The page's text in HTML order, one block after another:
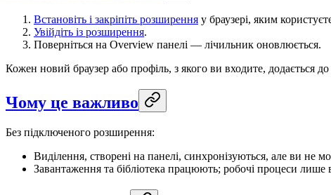
Встановіть і закріпіть розширення у браузері, яким
Увійдіть із розширення.
Поверніться на Overview панелі — лічильник оновлюється.
Кожен новий браузер або профіль, з якого ви входите, додається
Чому це важливо
Без підключеного розширення:
Виділення, створені на панелі, синхронізуються, але ви не
Завантаження та бібліотека працюють; робочі процеси